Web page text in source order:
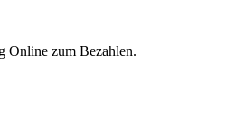
Online zum Bezahlen.